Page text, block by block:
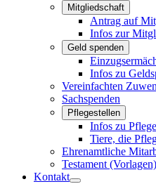
Mitgliedschaft
Antrag auf
Infos zur
Geld spenden
Infos zu
Vereinfachten
Sachspenden
Pflegestellen
Infos zu
Tiere, die
Ehrenamtliche
Testament (Vorlagen)
Kontakt